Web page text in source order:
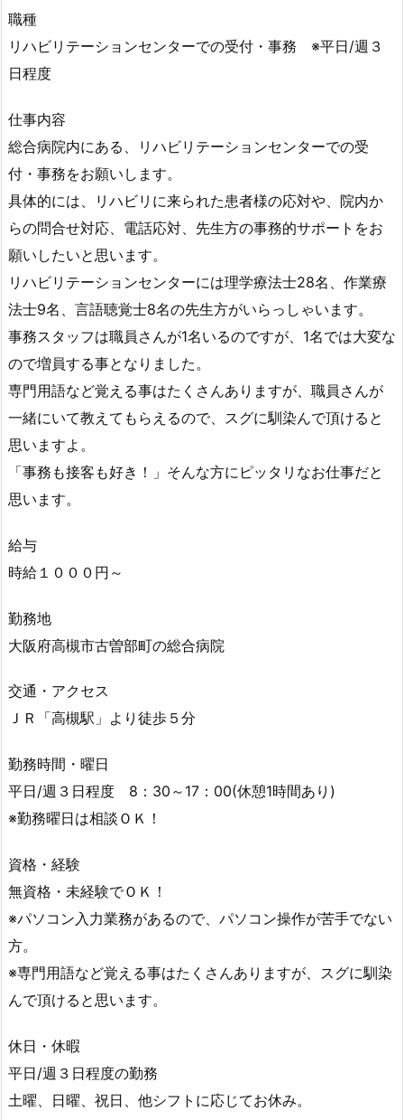
職種
リハビリテーションセンターでの受付・事務 ※平日/週３
日程度
仕事内容
総合病院内にある、リハビリテーションセンターでの受
付・事務をお願いします。
具体的には、リハビリに来られた患者様の応対や、院内か
らの問合せ対応、電話応対、先生方の事務的サポートをお
願いしたいと思います。
リハビリテーションセンターには理学療法士28名、作業療
法士9名、言語聴覚士8名の先生方がいらっしゃいます。
事務スタッフは職員さんが1名いるのですが、1名では大変な
ので増員する事となりました。
専門用語など覚える事はたくさんありますが、職員さんが
一緒にいて教えてもらえるので、スグに馴染んで頂けると
思いますよ。
「事務も接客も好き！」そんな方にピッタリなお仕事だと
思います。
給与
時給１０００円～
勤務地
大阪府高槻市古曽部町の総合病院
交通・アクセス
ＪＲ「高槻駅」より徒歩５分
勤務時間・曜日
平日/週３日程度 8：30～17：00(休憩1時間あり)
※勤務曜日は相談ＯＫ！
資格・経験
無資格・未経験でＯＫ！
※パソコン入力業務があるので、パソコン操作が苦手でない
方。
※専門用語など覚える事はたくさんありますが、スグに馴染
んで頂けると思います。
休日・休暇
平日/週３日程度の勤務
土曜、日曜、祝日、他シフトに応じてお休み。